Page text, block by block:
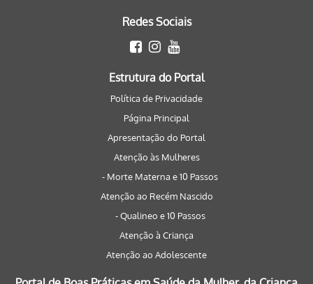
Redes Sociais
Estrutura do Portal
Política de Privacidade
Página Principal
Apresentação do Portal
Atenção às Mulheres
- Morte Materna e 10 Passos
Atenção ao Recém Nascido
- Qualineo e 10 Passos
Atenção à Criança
Atenção ao Adolescente